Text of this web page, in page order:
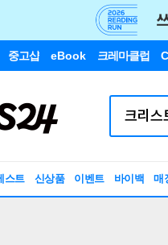
중고샵 eBook 크레마클럽
스트 신상품 이벤트 바이백 매